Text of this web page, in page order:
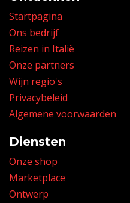
Startpagina
Ons bedrijf
Reizen in Italië
Onze partners
Wijn regio's
Privacybeleid
Algemene voorwaarden
Diensten
Onze shop
Marketplace
Ontwerp